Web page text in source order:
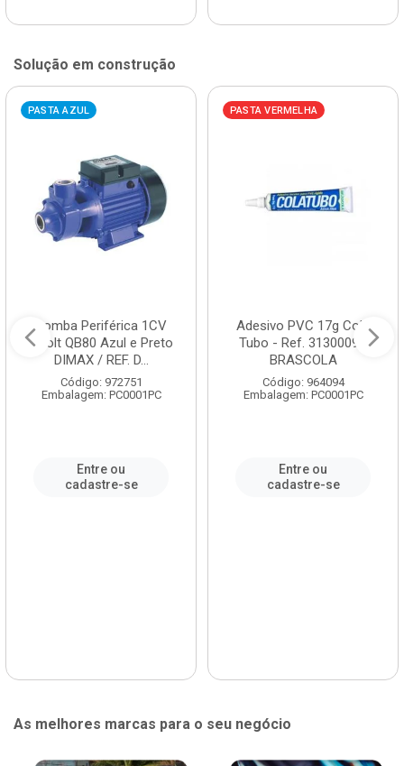
Solução em construção
PASTA AZUL
Bomba Periférica 1CV
Bivolt QB80 Azul e Preto
DIMAX / REF. D...
Código: 972751
Embalagem: PC0001PC
Entre ou
cadastre-se
PASTA VERMELHA
Adesivo PVC 17g Cola
Tubo - Ref. 3130009 -
BRASCOLA
Código: 964094
Embalagem: PC0001PC
Entre ou
cadastre-se
As melhores marcas para o seu negócio